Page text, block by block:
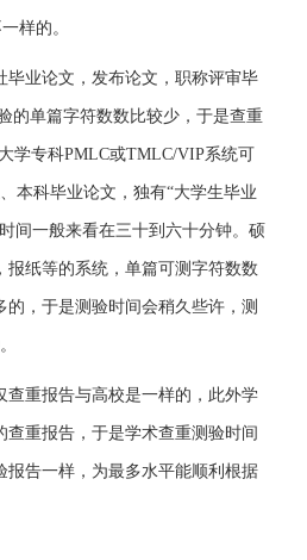
样的。
业论文，发布论文，职称评审毕
的单篇字符数数比较少，于是查重
学专科PMLC或TMLC/VIP系统可
本科毕业论文，独有“大学生毕业
间一般来看在三十到六十分钟。硕
纸等的系统，单篇可测字符数数
，于是测验时间会稍久些许，测
重报告与高校是一样的，此外学
重报告，于是学术查重测验时间
告一样，为最多水平能顺利根据